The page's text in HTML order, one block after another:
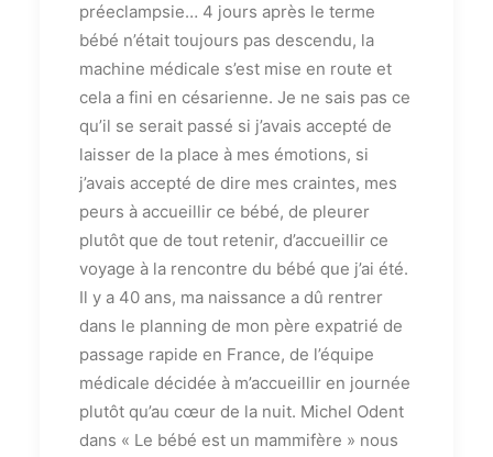
préeclampsie… 4 jours après le terme
bébé n’était toujours pas descendu, la
machine médicale s’est mise en route et
cela a fini en césarienne. Je ne sais pas ce
qu’il se serait passé si j’avais accepté de
laisser de la place à mes émotions, si
j’avais accepté de dire mes craintes, mes
peurs à accueillir ce bébé, de pleurer
plutôt que de tout retenir, d’accueillir ce
voyage à la rencontre du bébé que j’ai été.
Il y a 40 ans, ma naissance a dû rentrer
dans le planning de mon père expatrié de
passage rapide en France, de l’équipe
médicale décidée à m’accueillir en journée
plutôt qu’au cœur de la nuit. Michel Odent
dans « Le bébé est un mammifère » nous